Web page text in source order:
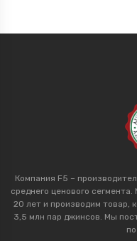
Компания F5 –
среднего ценового
20 лет и производим товар,
3,5 млн пар джинсов. Мы